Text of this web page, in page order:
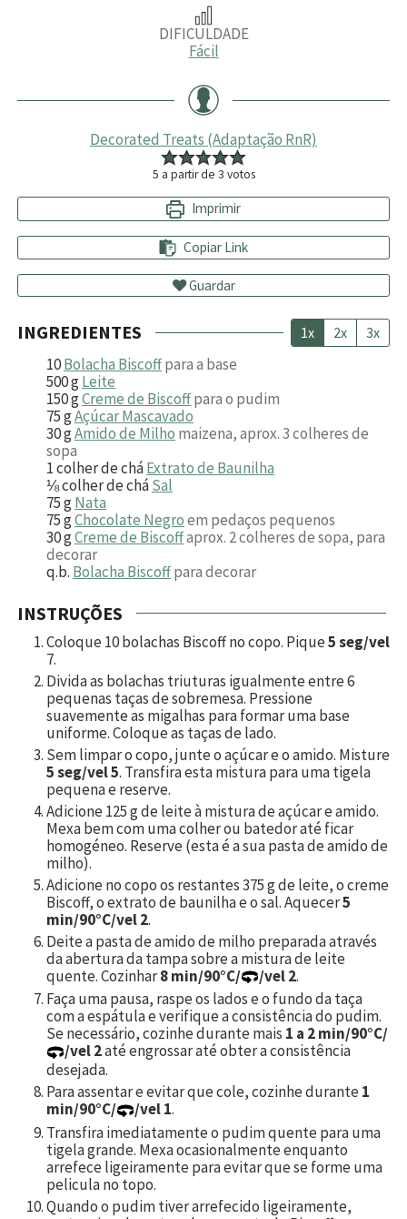
DIFICULDADE
Fácil
Decorated Treats (Adaptação RnR)
5 a partir de 3 votos
Imprimir
Copiar Link
Guardar
INGREDIENTES 1x 2x 3x
10Bolacha Biscoffpara a base
500gLeite
150gCreme de Biscoffpara o pudim
75gAçúcar Mascavado
30gAmido de Milho maizena, aprox. 3 colheres de
sopa
1colher de cháExtrato de Baunilha
⅛colher de cháSal
75gNata
75gChocolate Negroem pedaços pequenos
30gCreme de Biscoffaprox. 2 colheres de sopa, para
decorar
q.b. Bolacha Biscoffpara decorar
INSTRUÇÕES
Coloque 10 bolachas Biscoff no copo. Pique5 seg/vel
7.
Divida as bolachas triuturas igualmente entre6
pequenas taças de sobremesa. Pressione
suavemente as migalhas para formar uma base
uniforme. Coloque as taças de lado.
Sem limpar o copo, junte o açúcar e o amido. Misture
5 seg/vel 5. Transfira esta mistura para uma tigela
pequena e reserve.
Adicione125g de leite à mistura de açúcar e amido.
Mexa bem com uma colher ou batedor até ficar
homogéneo. Reserve (esta é a sua pasta de amido de
milho).
Adicione no copo os restantes375g de leite, o creme
Biscoff, o extrato de baunilha e o sal. Aquecer5
min/90°C/vel 2.
Deite a pasta de amido de milho preparada através
da abertura da tampa sobre a mistura de leite
quente. Cozinhar8 min/90°C/ /vel 2.
Faça uma pausa, raspe os lados e o fundo da taça
com a espátula e verifique a consistência do pudim.
Se necessário, cozinhe durante mais 1 a 2 min/90°C/
/vel 2até engrossar até obter a consistência
desejada.
Para assentar e evitar que cole, cozinhe durante1
min/90°C/
/vel 1.
Transfira imediatamente o pudim quente para uma
tigela grande. Mexa ocasionalmente enquanto
arrefece ligeiramente para evitar que se forme uma
pelicula no topo.
Quando o pudim tiver arrefecido ligeiramente,